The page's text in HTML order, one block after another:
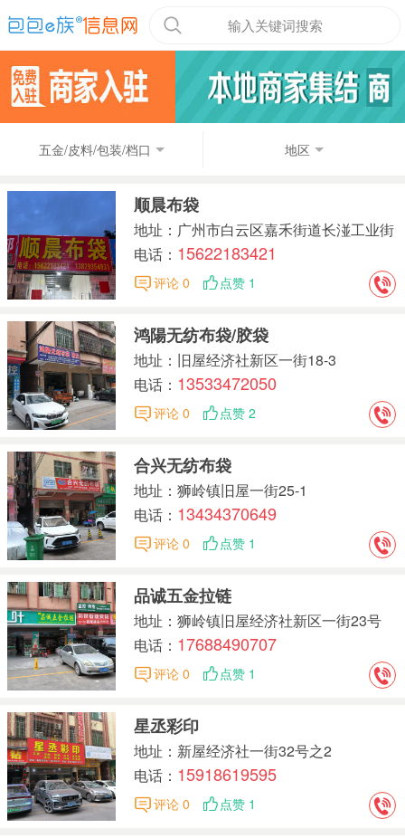
输入关键词搜索
五金/皮料/包装/档口 地区
顺晨布袋
地址：广州市白云区嘉禾街道长湴工业街
31号顺晨布袋
电话： 15622183421
评论 0 点赞 1
鸿陽无纺布袋/胶袋
地址：旧屋经济社新区一街18-3
电话： 13533472050
评论 0 点赞 2
合兴无纺布袋
地址：狮岭镇旧屋一街25-1
电话： 13434370649
评论 0 点赞 1
品诚五金拉链
地址：狮岭镇旧屋经济社新区一街23号
电话： 17688490707
评论 0 点赞 1
星丞彩印
地址：新屋经济社一街32号之2
电话： 15918619595
评论 0 点赞 1